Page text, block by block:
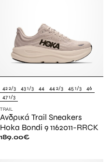
42 2/3 43 1/3 44 44 2/3 45 1/3
46
47 1/3
TRAIL
Ανδρικά Trail Sneakers
Hoka Bondi 9 1162011-RRCK
189.00€